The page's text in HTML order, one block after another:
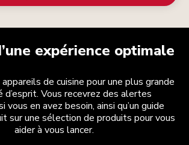
expérience optimale
de cuisine pour une plus grande
Vous recevrez des alertes
vous en avez besoin, ainsi qu’un guide
sur une sélection de produits pour vous
aider à vous lancer.